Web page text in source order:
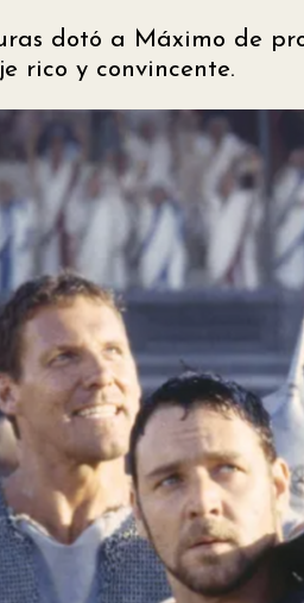
dotó a Máximo de
rico y convincente.